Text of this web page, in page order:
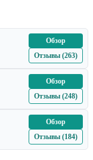
Обзор
Отзывы (263)
Обзор
Отзывы (248)
Обзор
Отзывы (184)